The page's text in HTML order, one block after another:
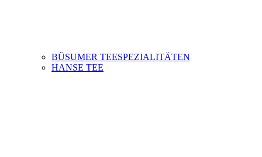
BÜSUMER TEESPEZIALITÄTEN
HANSE TEE